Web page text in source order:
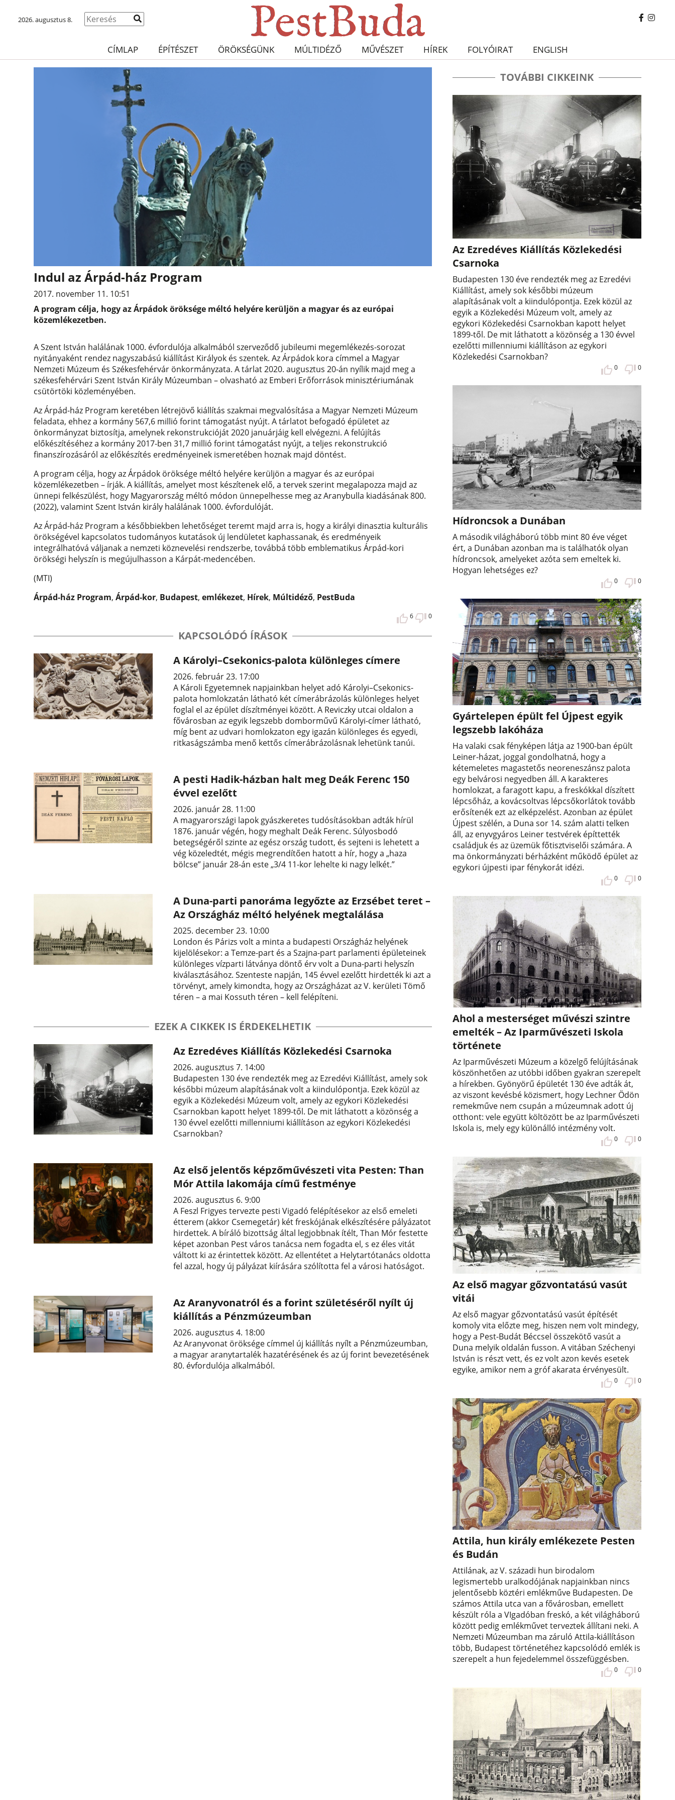
2026. augusztus 8.
CÍMLAP ÉPÍTÉSZET ÖRÖKSÉGÜNK MÚLTIDÉZŐ MŰVÉSZET HÍREK FOLYÓIRAT ENGLISH
Indul az Árpád-ház Program
2017. november 11. 10:51
A program célja, hogy az Árpádok öröksége méltó helyére kerüljön a magyar és az európai
közemlékezetben.
A Szent István halálának 1000. évfordulója alkalmából szerveződő jubileumi megemlékezés-sorozat
nyitányaként rendez nagyszabású kiállítást Királyok és szentek. Az Árpádok kora címmel a Magyar
Nemzeti Múzeum és Székesfehérvár önkormányzata. A tárlat 2020. augusztus 20-án nyílik majd meg a
székesfehérvári Szent István Király Múzeumban – olvasható az Emberi Erőforrások minisztériumának
csütörtöki közleményében.
Az Árpád-ház Program keretében létrejövő kiállítás szakmai megvalósítása a Magyar Nemzeti Múzeum
feladata, ehhez a kormány 567,6 millió forint támogatást nyújt. A tárlatot befogadó épületet az
önkormányzat biztosítja, amelynek rekonstrukcióját 2020 januárjáig kell elvégezni. A felújítás
előkészítéséhez a kormány 2017-ben 31,7 millió forint támogatást nyújt, a teljes rekonstrukció
finanszírozásáról az előkészítés eredményeinek ismeretében hoznak majd döntést.
A program célja, hogy az Árpádok öröksége méltó helyére kerüljön a magyar és az európai
közemlékezetben – írják. A kiállítás, amelyet most készítenek elő, a tervek szerint megalapozza majd az
ünnepi felkészülést, hogy Magyarország méltó módon ünnepelhesse meg az Aranybulla kiadásának 800.
(2022), valamint Szent István király halálának 1000. évfordulóját.
Az Árpád-ház Program a későbbiekben lehetőséget teremt majd arra is, hogy a királyi dinasztia kulturális
örökségével kapcsolatos tudományos kutatások új lendületet kaphassanak, és eredményeik
integrálhatóvá váljanak a nemzeti köznevelési rendszerbe, továbbá több emblematikus Árpád-kori
örökségi helyszín is megújulhasson a Kárpát-medencében.
(MTI)
Árpád-ház Program,Árpád-kor, Budapest,emlékezet, Hírek, Múltidéző, PestBuda
6 0
KAPCSOLÓDÓ ÍRÁSOK
A Károlyi–Csekonics-palota különleges címere
2026. február 23. 17:00
A Károli Egyetemnek napjainkban helyet adó Károlyi–Csekonics-
palota homlokzatán látható két címerábrázolás különleges helyet
foglal el az épület díszítményei között. A Reviczky utcai oldalon a
fővárosban az egyik legszebb domborművű Károlyi-címer látható,
míg bent az udvari homlokzaton egy igazán különleges és egyedi,
ritkaságszámba menő kettős címerábrázolásnak lehetünk tanúi.
A pesti Hadik-házban halt meg Deák Ferenc 150
évvel ezelőtt
2026. január 28. 11:00
A magyarországi lapok gyászkeretes tudósításokban adták hírül
1876. január végén, hogy meghalt Deák Ferenc. Súlyosbodó
betegségéről szinte az egész ország tudott, és sejteni is lehetett a
vég közeledtét, mégis megrendítően hatott a hír, hogy a „haza
bölcse” január 28-án este „3/4 11-kor lehelte ki nagy lelkét.”
A Duna-parti panoráma legyőzte az Erzsébet teret –
Az Országház méltó helyének megtalálása
2025. december 23. 10:00
London és Párizs volt a minta a budapesti Országház helyének
kijelölésekor: a Temze-part és a Szajna-part parlamenti épületeinek
különleges vízparti látványa döntő érv volt a Duna-parti helyszín
kiválasztásához. Szenteste napján, 145 évvel ezelőtt hirdették ki azt a
törvényt, amely kimondta, hogy az Országházat az V. kerületi Tömő
téren – a mai Kossuth téren – kell felépíteni.
EZEK A CIKKEK IS ÉRDEKELHETIK
Az Ezredéves Kiállítás Közlekedési Csarnoka
2026. augusztus 7. 14:00
Budapesten 130 éve rendezték meg az Ezredévi Kiállítást, amely sok
későbbi múzeum alapításának volt a kiindulópontja. Ezek közül az
egyik a Közlekedési Múzeum volt, amely az egykori Közlekedési
Csarnokban kapott helyet 1899-től. De mit láthatott a közönség a
130 évvel ezelőtti millenniumi kiállításon az egykori Közlekedési
Csarnokban?
Az első jelentős képzőművészeti vita Pesten: Than
Mór Attila lakomája című festménye
2026. augusztus 6. 9:00
A Feszl Frigyes tervezte pesti Vigadó felépítésekor az első emeleti
étterem (akkor Csemegetár) két freskójának elkészítésére pályázatot
hirdettek. A bíráló bizottság által legjobbnak ítélt, Than Mór festette
képet azonban Pest város tanácsa nem fogadta el, s ez éles vitát
váltott ki az érintettek között. Az ellentétet a Helytartótanács oldotta
fel azzal, hogy új pályázat kiírására szólította fel a városi hatóságot.
Az Aranyvonatról és a forint születéséről nyílt új
kiállítás a Pénzmúzeumban
2026. augusztus 4. 18:00
Az Aranyvonat öröksége címmel új kiállítás nyílt a Pénzmúzeumban,
a magyar aranytartalék hazatérésének és az új forint bevezetésének
80. évfordulója alkalmából.
TOVÁBBI CIKKEINK
Az Ezredéves Kiállítás Közlekedési
Csarnoka
Budapesten 130 éve rendezték meg az Ezredévi
Kiállítást, amely sok későbbi múzeum
alapításának volt a kiindulópontja. Ezek közül az
egyik a Közlekedési Múzeum volt, amely az
egykori Közlekedési Csarnokban kapott helyet
1899-től. De mit láthatott a közönség a 130 évvel
ezelőtti millenniumi kiállításon az egykori
Közlekedési Csarnokban?
0 0
Hídroncsok a Dunában
A második világháború több mint 80 éve véget
ért, a Dunában azonban ma is találhatók olyan
hídroncsok, amelyeket azóta sem emeltek ki.
Hogyan lehetséges ez?
0 0
Gyártelepen épült fel Újpest egyik
legszebb lakóháza
Ha valaki csak fényképen látja az 1900-ban épült
Leiner-házat, joggal gondolhatná, hogy a
kétemeletes magastetős neoreneszánsz palota
egy belvárosi negyedben áll. A karakteres
homlokzat, a faragott kapu, a freskókkal díszített
lépcsőház, a kovácsoltvas lépcsőkorlátok tovább
erősítenék ezt az elképzelést. Azonban az épület
Újpest szélén, a Duna sor 14. szám alatti telken
áll, az enyvgyáros Leiner testvérek építtették
családjuk és az üzemük főtisztviselői számára. A
ma önkormányzati bérházként működő épület az
egykori újpesti ipar fénykorát idézi.
0 0
Ahol a mesterséget művészi szintre
emelték – Az Iparművészeti Iskola
története
Az Iparművészeti Múzeum a közelgő felújításának
köszönhetően az utóbbi időben gyakran szerepelt
a hírekben. Gyönyörű épületét 130 éve adták át,
az viszont kevésbé közismert, hogy Lechner Ödön
remekműve nem csupán a múzeumnak adott új
otthont: vele együtt költözött be az Iparművészeti
Iskola is, mely egy különálló intézmény volt.
0 0
Az első magyar gőzvontatású vasút
vitái
Az első magyar gőzvontatású vasút építését
komoly vita előzte meg, hiszen nem volt mindegy,
hogy a Pest-Budát Béccsel összekötő vasút a
Duna melyik oldalán fusson. A vitában Széchenyi
István is részt vett, és ez volt azon kevés esetek
egyike, amikor nem a gróf akarata érvényesült.
0 0
Attila, hun király emlékezete Pesten
és Budán
Attilának, az V. századi hun birodalom
legismertebb uralkodójának napjainkban nincs
jelentősebb köztéri emlékműve Budapesten. De
számos Attila utca van a fővárosban, emellett
készült róla a VIgadóban freskó, a két világháború
között pedig emlékművet terveztek állítani neki. A
Nemzeti Múzeumban ma záruló Attila-kiállításon
több, Budapest történetéhez kapcsolódó emlék is
szerepelt a hun fejedelemmel összefüggésben.
0 0